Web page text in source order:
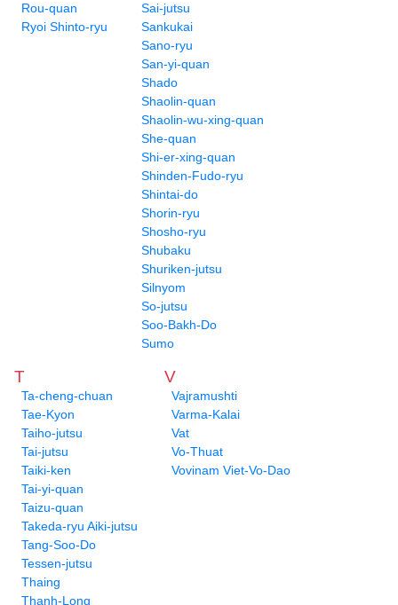
Rou-quan
Ryoi Shinto-ryu
Sai-jutsu
Sankukai
Sano-ryu
San-yi-quan
Shado
Shaolin-quan
Shaolin-wu-xing-quan
She-quan
Shi-er-xing-quan
Shinden-Fudo-ryu
Shintai-do
Shorin-ryu
Shosho-ryu
Shubaku
Shuriken-jutsu
Silnyom
So-jutsu
Soo-Bakh-Do
Sumo
T
Ta-cheng-chuan
Tae-Kyon
Taiho-jutsu
Tai-jutsu
Taiki-ken
Tai-yi-quan
Taizu-quan
Takeda-ryu Aiki-jutsu
Tang-Soo-Do
Tessen-jutsu
Thaing
Thanh-Long
V
Vajramushti
Varma-Kalai
Vat
Vo-Thuat
Vovinam Viet-Vo-Dao